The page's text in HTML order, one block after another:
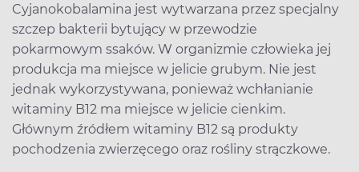
Cyjanokobalamina jest wytwarzana przez specjalny
szczep bakterii bytujący w przewodzie
pokarmowym ssaków. W organizmie człowieka jej
produkcja ma miejsce w jelicie grubym. Nie jest
jednak wykorzystywana, ponieważ wchłanianie
witaminy B12 ma miejsce w jelicie cienkim.
Głównym źródłem witaminy B12 są produkty
pochodzenia zwierzęcego oraz rośliny strączkowe.